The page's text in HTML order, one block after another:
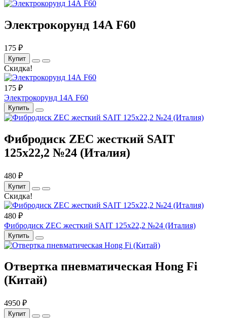
Электрокорунд 14А F60
175 ₽
Купит
Скидка!
175 ₽
Электрокорунд 14А F60
Купить
Фибродиск ZEC жесткий SAIT
125х22,2 №24 (Италия)
480 ₽
Купит
Скидка!
480 ₽
Фибродиск ZEC жесткий SAIT 125х22,2 №24 (Италия)
Купить
Отвертка пневматическая Hong Fi
(Китай)
4950 ₽
Купит